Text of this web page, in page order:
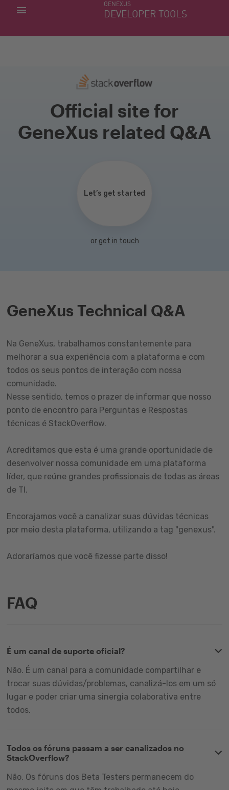
GENEXUS
DEVELOPER TOOLS
MINHAS APLICACÕES
Official site for
GeneXus related Q&A
Let’s get started
or get in touch
GeneXus Technical Q&A
Na GeneXus, trabalhamos constantemente para
melhorar a sua experiência com a plataforma e com
todos os seus pontos de interação com nossa
comunidade.
Nesse sentido, temos o prazer de informar que nosso
ponto de encontro para Perguntas e Respostas
técnicas é StackOverflow.
Acreditamos que esta é uma grande oportunidade de
desenvolver nossa comunidade em uma plataforma
líder, que reúne grandes profissionais de todas as áreas
de TI.
Encorajamos você a canalizar suas dúvidas técnicas
por meio desta plataforma, utilizando a tag "genexus".
Adoraríamos que você fizesse parte disso!
FAQ
É um canal de suporte oficial?
Não. É um canal para a comunidade compartilhar e
trocar suas dúvidas/problemas, canalizá-los em um só
lugar e poder criar uma sinergia colaborativa entre
todos.
Todos os fóruns passam a ser canalizados no
StackOverflow?
Não. Os fóruns dos Beta Testers permanecem do